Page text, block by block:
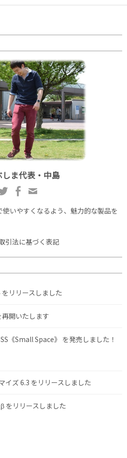
しま代表・中島
いやすくなるよう、魅力的な製品を
引法に基づく表記
リリースしました
開いたします
《Small Space》 を発売しました！
ズ 6.3 をリリースしました
をリリースしました